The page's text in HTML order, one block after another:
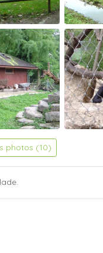
photos (10)